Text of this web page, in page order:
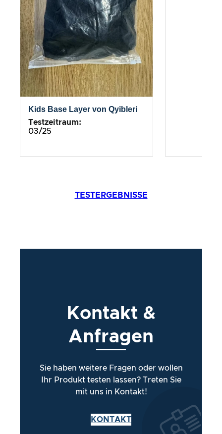
Kids Base Layer von Qyibleri
Testzeitraum:
03/25
TESTERGEBNISSE
Kontakt&
Anfragen
Sie haben weitere Fragen oder wollen
Ihr Produkt testen lassen? Treten Sie
mit uns in Kontakt!
KONTAKT